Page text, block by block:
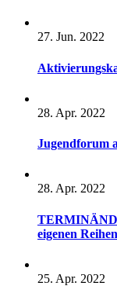
27. Jun. 2022
28. Apr. 2022
Jugendforum
28. Apr. 2022
eigenen Reihen
25. Apr. 2022